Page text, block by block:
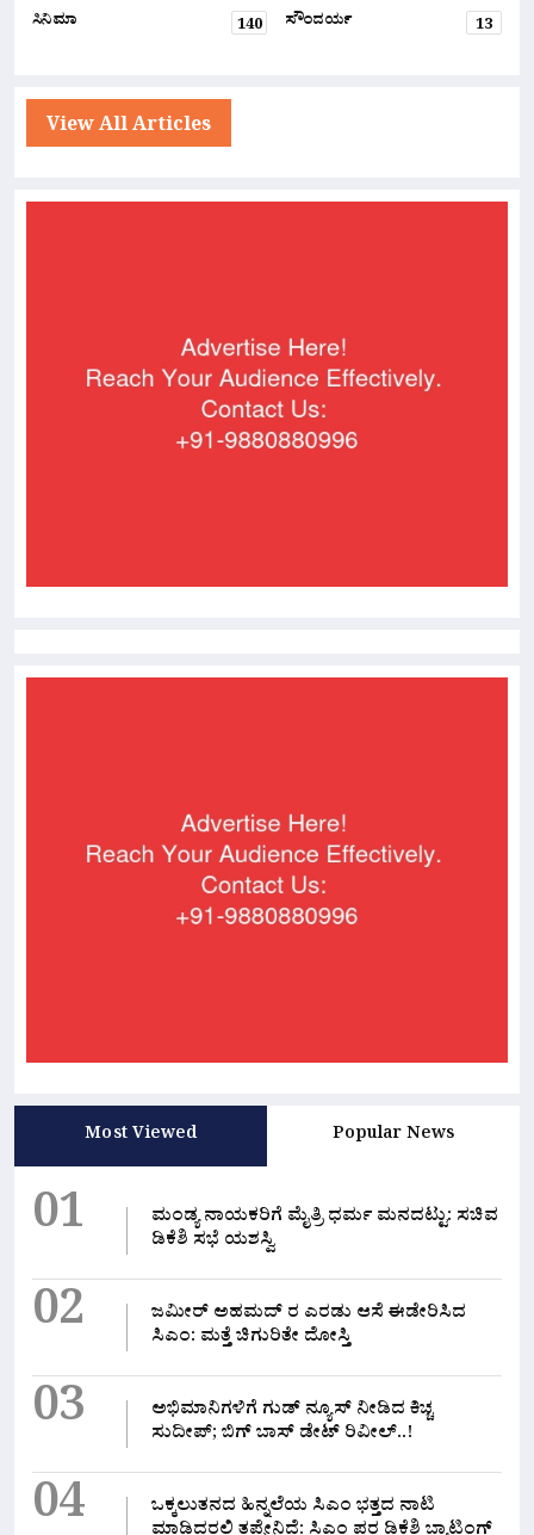
ಸಿನಿಮಾ
140 ಸೌಂದರ್ಯ 13
View All Articles
Most Viewed Popular News
01
ಮಂಡ್ಯ ನಾಯಕರಿಗೆ ಮೈತ್ರಿ ಧರ್ಮ ಮನದಟ್ಟು: ಸಚಿವ
ಡಿಕೆಶಿ ಸಭೆ ಯಶಸ್ವಿ
02
ಜಮೀರ್ ಅಹಮದ್ ರ ಎರಡು ಆಸೆ ಈಡೇರಿಸಿದ
ಸಿಎಂ: ಮತ್ತೆ ಚಿಗುರಿತೇ ದೋಸ್ತಿ
03
ಅಭಿಮಾನಿಗಳಿಗೆ ಗುಡ್ ನ್ಯೂಸ್ ನೀಡಿದ ಕಿಚ್ಚ
ಸುದೀಪ್; ಬಿಗ್ ಬಾಸ್ ಡೇಟ್ ರಿವೀಲ್..!
04
ಒಕ್ಕಲುತನದ ಹಿನ್ನಲೆಯ ಸಿಎಂ ಭತ್ತದ ನಾಟಿ